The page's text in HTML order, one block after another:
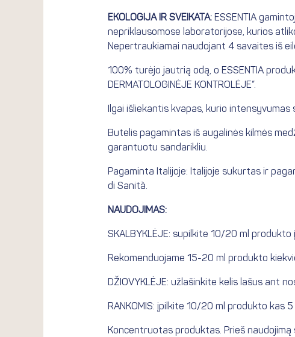
EKOLOGIJA IR SVEIKATA: ESSENTIA
nepriklausomose laboratorijose, kurios
Nepertraukiamai naudojant 4 savaites iš
100% turėjo jautrią odą, o ESSENTIA
DERMATOLOGINĖJE KONTROLĖJE”.
Ilgai išliekantis kvapas, kurio intensyvumas
Butelis pagamintas iš augalinės kilmės
garantuotu sandarikliu.
Pagaminta Italijoje: Italijoje sukurtas ir
di Sanità.
NAUDOJIMAS:
SKALBYKLĖJE: supilkite 10/20 ml produkto
Rekomenduojame 15-20 ml produkto
DŽIOVYKLĖJE: užlašinkite kelis lašus ant
RANKOMIS: įpilkite 10/20 ml produkto kas
Koncentruotas produktas. Prieš naudojimą